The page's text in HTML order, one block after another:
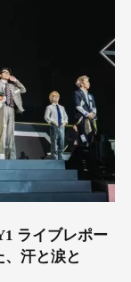
ライブレポー
、汗と涙と